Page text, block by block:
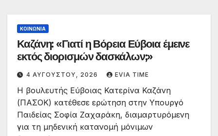
ΚΟΙΝΩΝΙΑ
Καζάνη: «Γιατί η Βόρεια Εύβοια έμεινε
εκτός διορισμών δασκάλων;»
4 ΑΥΓΟΎΣΤΟΥ, 2026 EVIA TIME
Η βουλευτής Εύβοιας Κατερίνα Καζάνη
(ΠΑΣΟΚ) κατέθεσε ερώτηση στην Υπουργό
Παιδείας Σοφία Ζαχαράκη, διαμαρτυρόμενη
για τη μηδενική κατανομή μόνιμων